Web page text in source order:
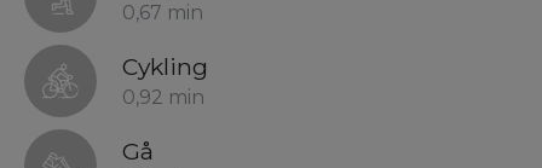
0,67 min
Cykling
0,92 min
Gå